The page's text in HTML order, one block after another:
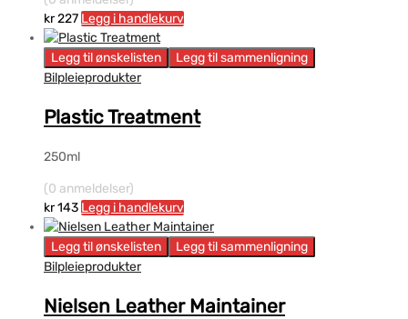
kr227 Legg i handlekurv
Legg til ønskelisten
Legg til sammenligning
Bilpleieprodukter
Plastic Treatment
250ml
(0 anmeldelser)
kr143 Legg i handlekurv
Legg til ønskelisten
Legg til sammenligning
Bilpleieprodukter
Nielsen Leather Maintainer